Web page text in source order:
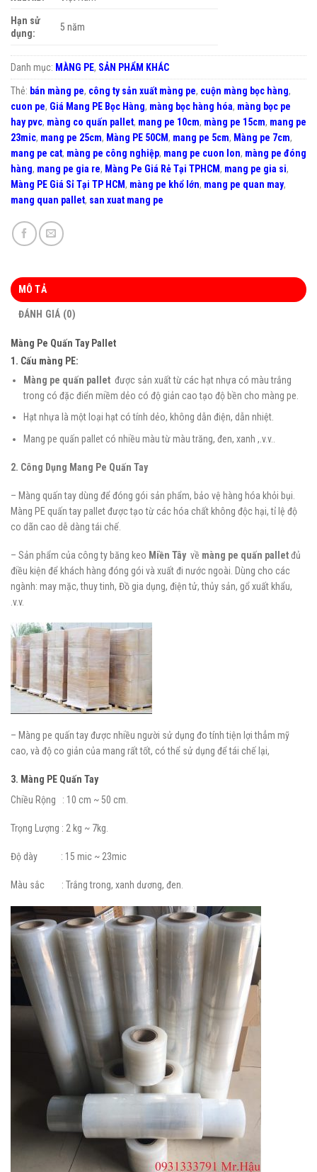
Hạn sử
dụng:
5 năm
Danh mục: MÀNG PE, SẢN PHẨM KHÁC
Thẻ: bán màng pe, công ty sản xuất màng pe, cuộn màng bọc hàng,
cuon pe, Giá Mang PE Bọc Hàng, màng bọc hàng hóa, màng bọc pe
hay pvc, màng co quấn pallet, mang pe 10cm, màng pe 15cm, mang pe
23mic, mang pe 25cm, Màng PE 50CM, mang pe 5cm, Màng pe 7cm,
mang pe cat, màng pe công nghiệp, mang pe cuon lon, màng pe đóng
hàng, mang pe gia re, Màng Pe Giá Rẻ Tại TPHCM, mang pe gia si,
Màng PE Giá Sỉ Tại TP HCM, màng pe khổ lớn, mang pe quan may,
mang quan pallet, san xuat mang pe
MÔ TẢ
ĐÁNH GIÁ (0)
Màng Pe Quấn Tay Pallet
1. Cấu màng PE:
Màng pe quấn pallet được sản xuất từ các hạt nhựa có màu trắng
trong có đặc điển miềm dẻo có độ giản cao tạo độ bền cho màng pe.
Hạt nhựa là một loại hạt có tính dẻo, không dẫn điện, dẫn nhiệt.
Mang pe quấn pallet có nhiều màu từ màu trăng, đen, xanh ,.v.v..
2. Công Dụng Mang Pe Quấn Tay
– Màng quấn tay dùng để đóng gói sản phẩm, bảo vệ hàng hóa khỏi bụi.
Màng PE quấn tay pallet được tạo từ các hóa chất không độc hại, tỉ lệ độ
co dãn cao dễ dàng tái chế.
– Sản phẩm của công ty băng keo Miền Tây về màng pe quấn palletđủ
điều kiện để khách hàng đóng gói và xuất đi nước ngoài. Dùng cho các
ngành: may mặc, thuy tinh, Đồ gia dụng, điện tử, thủy sản, gổ xuất khẩu,
.v.v.
– Màng pe quấn tay được nhiều người sử dụng đo tính tiện lợi thẳm mỹ
cao, và độ co giản của mang rất tốt, có thể sử dụng để tái chế lại,
3. Màng PE Quấn Tay
Chiều Rộng : 10 cm ~ 50 cm.
Trọng Lượng : 2 kg ~ 7kg.
Độ dày : 15 mic ~ 23mic
Màu sắc : Trắng trong, xanh dương, đen.